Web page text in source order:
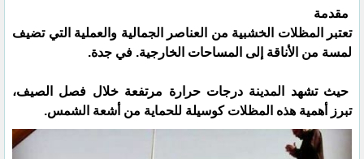
مقدمة
تعتبر المظلات الخشبية من العناصر الجمالية والعملية التي تضيف
لمسة من الأناقة إلى المساحات الخارجية. في جدة.
حيث تشهد المدينة درجات حرارة مرتفعة خلال فصل الصيف،
تبرز أهمية هذه المظلات كوسيلة للحماية من أشعة الشمس.